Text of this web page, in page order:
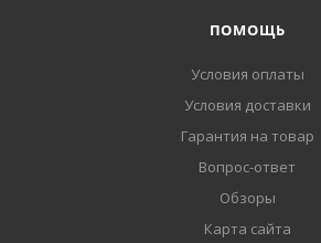
ПОМОЩЬ
Условия оплаты
Условия доставки
Гарантия на товар
Вопрос-ответ
Обзоры
Карта сайта